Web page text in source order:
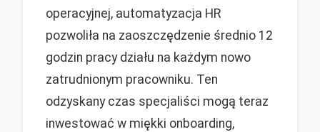
operacyjnej, automatyzacja HR
pozwoliła na zaoszczędzenie średnio 12
godzin pracy działu na każdym nowo
zatrudnionym pracowniku. Ten
odzyskany czas specjaliści mogą teraz
inwestować w miękki onboarding,